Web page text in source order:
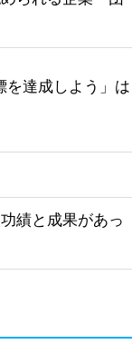
達成しよう」は
績と成果があっ